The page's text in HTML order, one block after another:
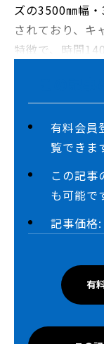
ズの3500㎜幅
されており、キ
特徴で、時間
有料会員
覧できま
この記事
も可能で
記事価格:
有